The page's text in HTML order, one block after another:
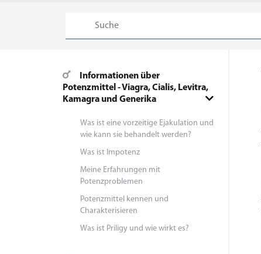
Informationen über
Potenzmittel - Viagra, Cialis, Levitra,
Kamagra und Generika
Was ist eine vorzeitige Ejakulation und
wie kann sie behandelt werden?
Was ist Impotenz
Meine Erfahrungen mit
Potenzproblemen
Potenzmittel kennen und
Charakterisieren
Was ist Priligy und wie wirkt es?